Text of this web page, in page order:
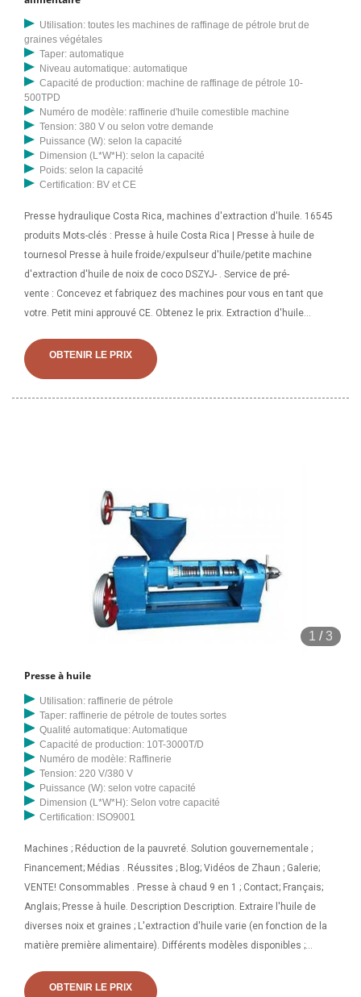
Utilisation: toutes les machines de raffinage de pétrole brut de
graines végétales
Taper: automatique
Niveau automatique: automatique
Capacité de production: machine de raffinage de pétrole 10-
500TPD
Numéro de modèle: raffinerie d'huile comestible machine
Tension: 380 V ou selon votre demande
Puissance (W): selon la capacité
Dimension (L*W*H): selon la capacité
Poids: selon la capacité
Certification: BV et CE
Presse hydraulique Costa Rica, machines d'extraction d'huile. 16545
produits Mots-clés : Presse à huile Costa Rica | Presse à huile de
tournesol Presse à huile froide/expulseur d'huile/petite machine
d'extraction d'huile de noix de coco DSZYJ- . Service de pré-
vente : Concevez et fabriquez des machines pour vous en tant que
votre. Petit mini approuvé CE. Obtenez le prix. Extraction d'huile
vis/huile de cuisson faisant la machine Costa Rica, Trouvez des
détails complets sur l'extraction d'huile végétale de capacité de 150
OBTENIR LE PRIX
1 /3
Presse à huile
Utilisation: raffinerie de pétrole
Taper: raffinerie de pétrole de toutes sortes
Qualité automatique: Automatique
Capacité de production: 10T-3000T/D
Numéro de modèle: Raffinerie
Tension: 220 V/380 V
Puissance (W): selon votre capacité
Dimension (L*W*H): Selon votre capacité
Certification: ISO9001
Machines ; Réduction de la pauvreté. Solution gouvernementale ;
Financement; Médias . Réussites ; Blog; Vidéos de Zhaun ; Galerie;
VENTE! Consommables . Presse à chaud 9 en 1 ; Contact; Français;
Anglais; Presse à huile. Description Description. Extraire l'huile de
diverses noix et graines ; L'extraction d'huile varie (en fonction de la
matière première alimentaire). Différents modèles disponibles ;
Recherche. Prix de la machine d'extraction d'huile au Costa Rica –
OBTENIR LE PRIX